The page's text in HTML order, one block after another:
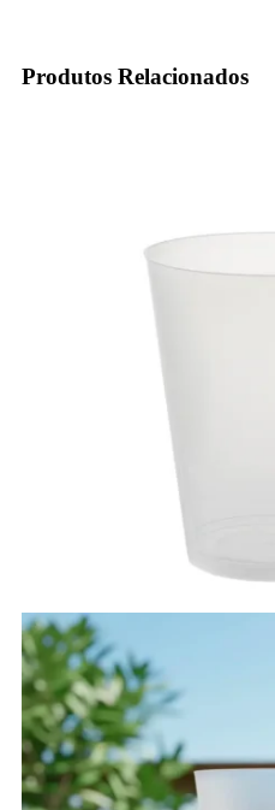
Produtos Relacionados